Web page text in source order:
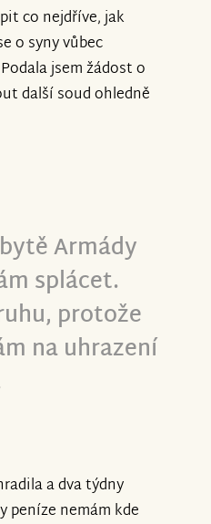
co nejdříve, jak
o syny vůbec
jsem žádost o
další soud ohledně
Armády
splácet.
protože
na uhrazení
a dva týdny
peníze nemám kde